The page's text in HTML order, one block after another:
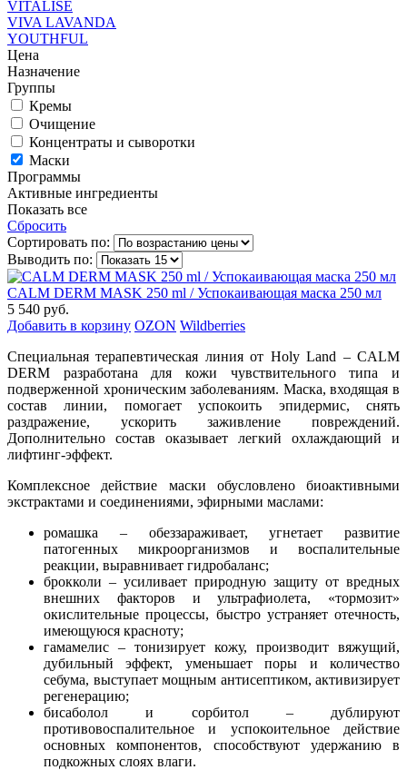
VITALISE
VIVA LAVANDA
YOUTHFUL
Цена
Назначение
Группы
Кремы
Очищение
Концентраты и сыворотки
Маски
Программы
Активные ингредиенты
Показать все
Сбросить
Сортировать по:
Выводить по:
CALM DERM MASK 250 ml / Успокаивающая маска 250 мл
5 540 руб.
Добавить в корзину OZON Wildberries
Специальная терапевтическая линия от Holy Land – CALM
DERM разработана для кожи чувствительного типа и
подверженной хроническим заболеваниям. Маска, входящая в
состав линии, помогает успокоить эпидермис, снять
раздражение, ускорить заживление повреждений.
Дополнительно состав оказывает легкий охлаждающий и
лифтинг-эффект.
Комплексное действие маски обусловлено биоактивными
экстрактами и соединениями, эфирными маслами:
ромашка – обеззараживает, угнетает развитие
патогенных микроорганизмов и воспалительные
реакции, выравнивает гидробаланс;
брокколи – усиливает природную защиту от вредных
внешних факторов и ультрафиолета, «тормозит»
окислительные процессы, быстро устраняет отечность,
имеющуюся красноту;
гамамелис – тонизирует кожу, производит вяжущий,
дубильный эффект, уменьшает поры и количество
себума, выступает мощным антисептиком, активизирует
регенерацию;
бисаболол и сорбитол – дублируют
противовоспалительное и успокоительное действие
основных компонентов, способствуют удержанию в
подкожных слоях влаги.